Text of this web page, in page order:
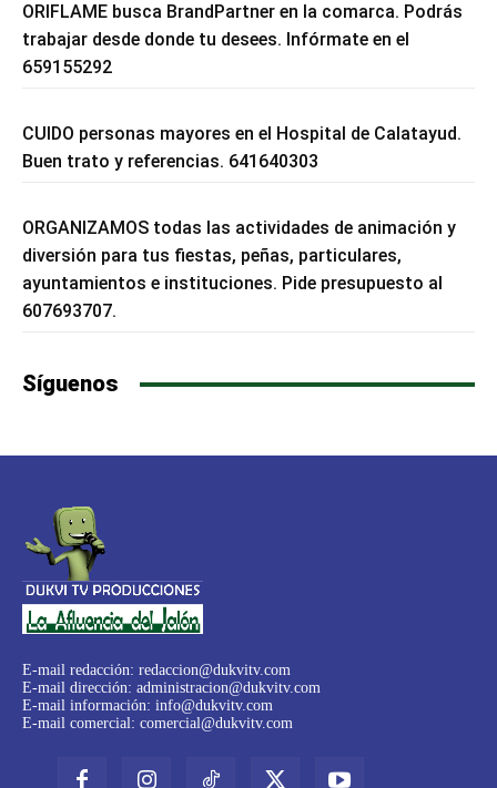
ORIFLAME busca BrandPartner en la comarca. Podrás
trabajar desde donde tu desees. Infórmate en el
659155292
CUIDO personas mayores en el Hospital de Calatayud.
Buen trato y referencias. 641640303
ORGANIZAMOS todas las actividades de animación y
diversión para tus fiestas, peñas, particulares,
ayuntamientos e instituciones. Pide presupuesto al
607693707.
Síguenos
E-mail redacción: redaccion@dukvitv.com
E-mail dirección: administracion@dukvitv.com
E-mail información: info@dukvitv.com
E-mail comercial: comercial@dukvitv.com